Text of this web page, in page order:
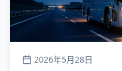
2026年5月28日